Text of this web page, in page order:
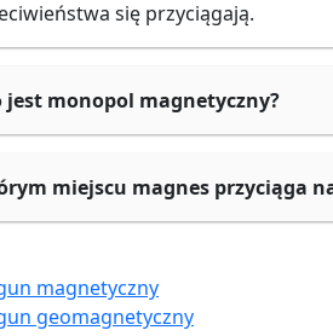
się przyciągają.
jest monopol magnetyczny?
miejscu magnes przyciąga
magnetyczny
geomagnetyczny